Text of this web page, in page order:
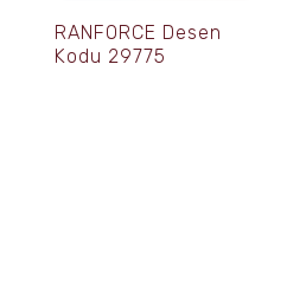
RANFORCE Desen
Kodu 29775